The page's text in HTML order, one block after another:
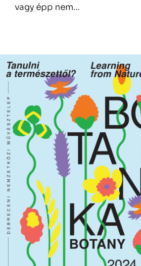
vagy épp nem…